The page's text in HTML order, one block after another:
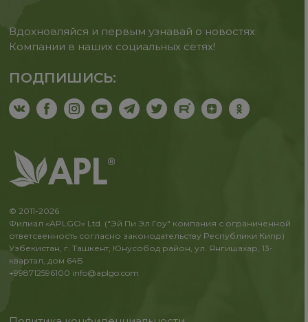
Вдохновляйся и первым узнавай о новостях
Компании в наших социальных сетях!
ПОДПИШИСЬ:
© 2011-2026
Филиал «APLGO» Ltd. ("Эй Пи Эл Гоу" компания с ограниченной
ответсвенность согласно законодательству Республики Кипр)
Узбекистан, г. Ташкент, Юнусобод район, ул. Янгишахар, 13-
квартал, дом 64Б
+998712596100 info@aplgo.com